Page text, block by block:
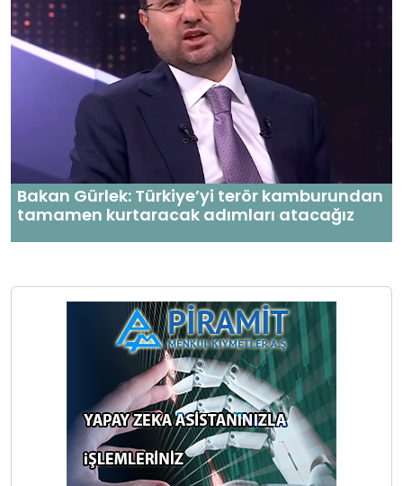
Bakan Gürlek: Türkiye’yi terör kamburundan
tamamen kurtaracak adımları atacağız